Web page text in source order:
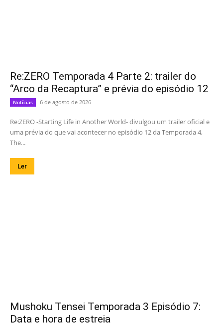
Re:ZERO Temporada 4 Parte 2: trailer do
“Arco da Recaptura” e prévia do episódio 12
Notícias 6 de agosto de 2026
Re:ZERO -Starting Life in Another World- divulgou um trailer oficial e
uma prévia do que vai acontecer no episódio 12 da Temporada 4,
The...
Ler
Mushoku Tensei Temporada 3 Episódio 7:
Data e hora de estreia